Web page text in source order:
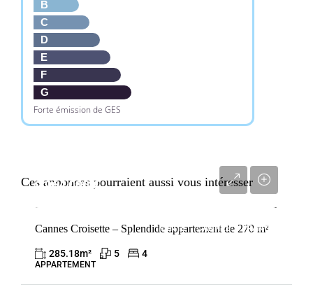
B
C
D
E
F
G
Forte émission de GES
Ces annonces pourraient aussi vous intéresser
VENTE CANNES FRANCE
9 964 000 €
Cannes Croisette – Splendide appartement de 270 m²
285.18m² 5 4
APPARTEMENT